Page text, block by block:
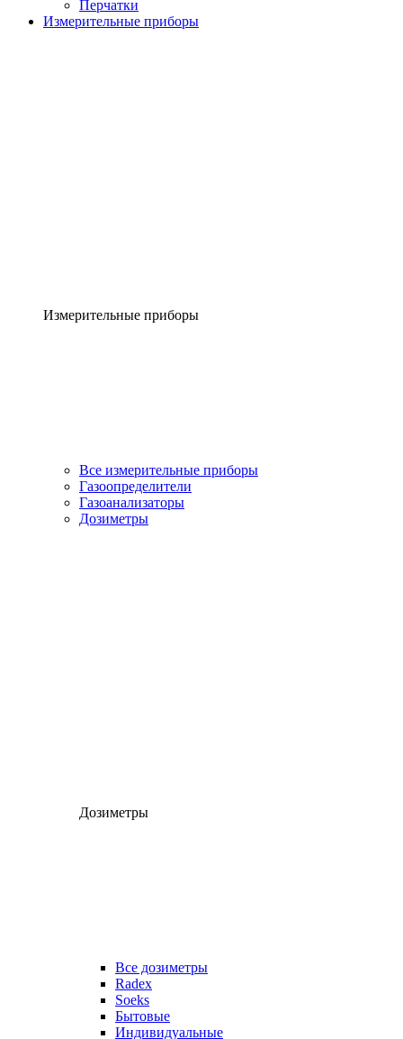
Перчатки
Измерительные приборы
Измерительные приборы
Все измерительные приборы
Газоопределители
Газоанализаторы
Дозиметры
Дозиметры
Все дозиметры
Radex
Soeks
Бытовые
Индивидуальные